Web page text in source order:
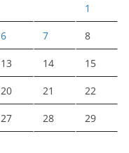
1
6 7 8
13 14 15
20 21 22
27 28 29